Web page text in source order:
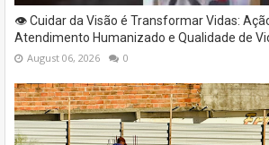
👁️ Cuidar da Visão é Transformar Vidas:
Atendimento Humanizado e Qualidade de
August 06, 2026 0